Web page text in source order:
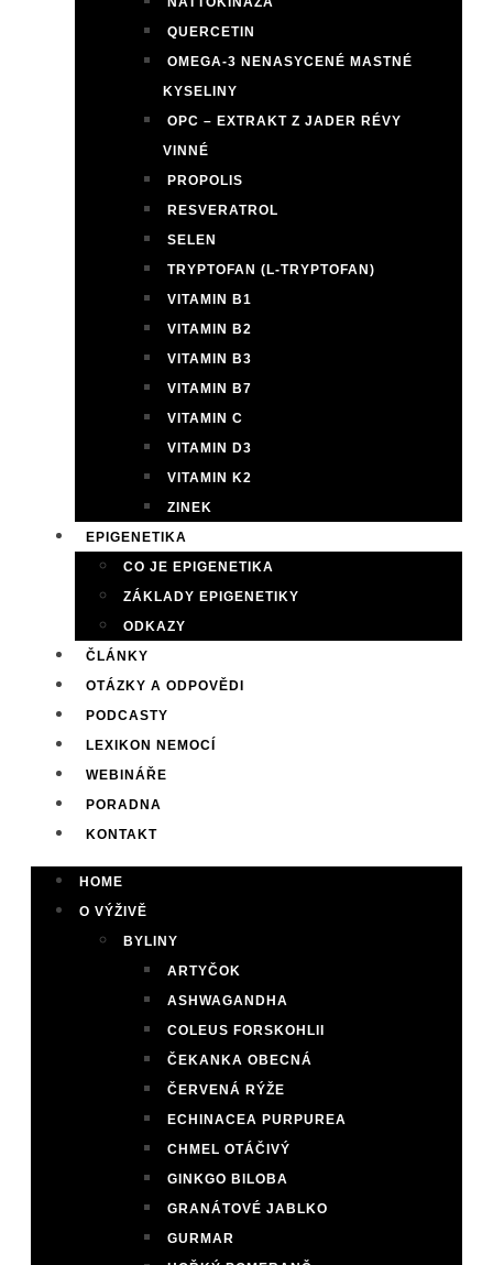
QUERCETIN
OMEGA-3 NENASYCENÉ MASTNÉ
KYSELINY
OPC – EXTRAKT Z JADER RÉVY
VINNÉ
PROPOLIS
RESVERATROL
SELEN
TRYPTOFAN (L-TRYPTOFAN)
VITAMIN B1
VITAMIN B2
VITAMIN B3
VITAMIN B7
VITAMIN C
VITAMIN D3
VITAMIN K2
ZINEK
EPIGENETIKA
CO JE EPIGENETIKA
ZÁKLADY EPIGENETIKY
ODKAZY
ČLÁNKY
OTÁZKY A ODPOVĚDI
PODCASTY
LEXIKON NEMOCÍ
WEBINÁŘE
PORADNA
KONTAKT
HOME
O VÝŽIVĚ
BYLINY
ARTYČOK
ASHWAGANDHA
COLEUS FORSKOHLII
ČEKANKA OBECNÁ
ČERVENÁ RÝŽE
ECHINACEA PURPUREA
CHMEL OTÁČIVÝ
GINKGO BILOBA
GRANÁTOVÉ JABLKO
GURMAR